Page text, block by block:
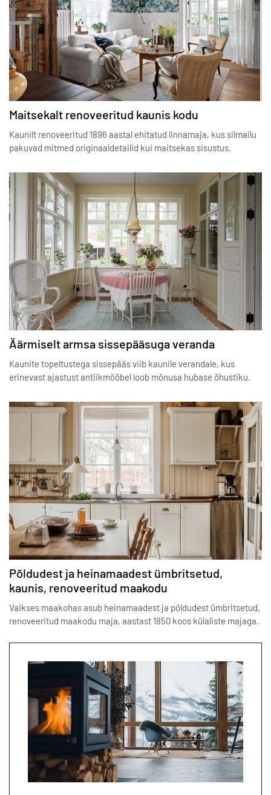
Maitsekalt renoveeritud kaunis kodu
Kaunilt renoveeritud 1896 aastal ehitatud linnamaja, kus silmailu
pakuvad mitmed originaaldetailid kui maitsekas sisustus.
Äärmiselt armsa sissepääsuga veranda
Kaunite topeltustega sissepääs viib kaunile verandale, kus
erinevast ajastust antiikmööbel loob mõnusa hubase õhustiku.
Põldudest ja heinamaadest ümbritsetud,
kaunis, renoveeritud maakodu
Vaikses maakohas asub heinamaadest ja põldudest ümbritsetud,
renoveeritud maakodu maja, aastast 1850 koos külaliste majaga.